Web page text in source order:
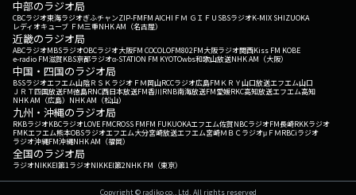
中部のラジオ局
CBCラジオ東海ラジオぎふチャンZIP-FMFM AICHI ＦＭ ＧＩＦＵ SBSラジオK-MIX SHIZUOKA
レディオキューブ ＦＭ三重NHK AM（名古屋）
近畿のラジオ局
ABCラジオMBSラジオOBCラジオ大阪FM COCOLOFM802FM大阪ラジオ関西Kiss FM KOBE
e-radio FM滋賀KBS京都ラジオα-STATION FM KYOTOwbs和歌山放送NHK AM（大阪）
中国・四国のラジオ局
BSSラジオエフエム山陰ＲＳＫラジオ ＦＭ岡山RCCラジオ広島FM ＫＲＹ山口放送エフエム山口
ＪＲＴ四国放送FM徳島RNC西日本放送FM香川RNB南海放送FM愛媛RKC高知放送エフエム高知
NHK AM（広島） NHK AM（松山）
九州・沖縄のラジオ局
RKBラジオKBCラジオLOVE FMCROSS FMFM FUKUOKAエフエム佐賀NBCラジオFM長崎RKKラジオ
FMKエフエム熊本OBSラジオエフエム大分宮崎放送エフエム宮崎ＭＢＣラジオμＦＭRBCiラジオ
ラジオ沖縄FM沖縄NHK AM（福岡）
全国のラジオ局
ラジオNIKKEI第1ラジオNIKKEI第2NHK FM（東京）
Copyright © radiko co., Ltd. All rights reserved